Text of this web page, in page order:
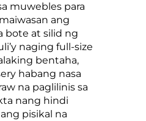
muwebles para
ang
bote at silid ng
naging full-size
bentaha,
habang nasa
na paglilinis sa
nang hindi
pisikal na